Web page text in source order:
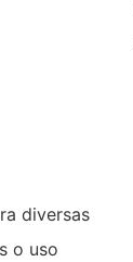
diversas
o uso